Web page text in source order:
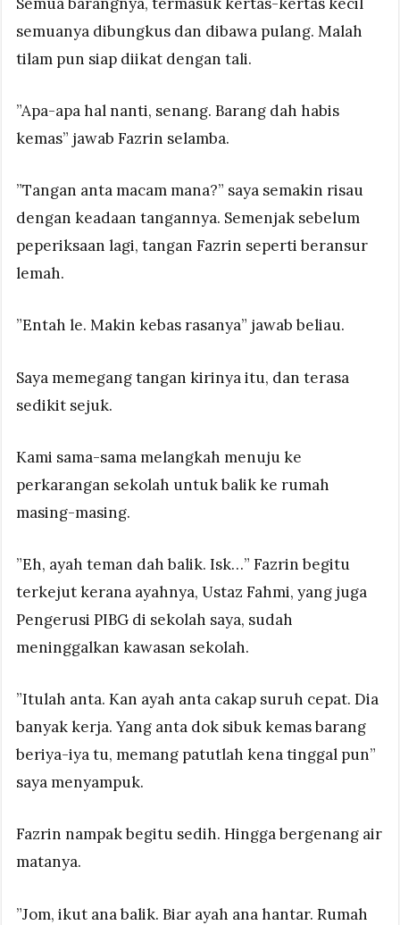
semuanya dibungkus dan dibawa pulang. Malah
tilam pun siap diikat dengan tali.
”Apa-apa hal nanti, senang. Barang dah habis
kemas” jawab Fazrin selamba.
”Tangan anta macam mana?” saya semakin risau
dengan keadaan tangannya. Semenjak sebelum
peperiksaan lagi, tangan Fazrin seperti beransur
lemah.
”Entah le. Makin kebas rasanya” jawab beliau.
Saya memegang tangan kirinya itu, dan terasa
sedikit sejuk.
Kami sama-sama melangkah menuju ke
perkarangan sekolah untuk balik ke rumah
masing-masing.
”Eh, ayah teman dah balik. Isk…” Fazrin begitu
terkejut kerana ayahnya, Ustaz Fahmi, yang juga
Pengerusi PIBG di sekolah saya, sudah
meninggalkan kawasan sekolah.
”Itulah anta. Kan ayah anta cakap suruh cepat. Dia
banyak kerja. Yang anta dok sibuk kemas barang
beriya-iya tu, memang patutlah kena tinggal pun”
saya menyampuk.
Fazrin nampak begitu sedih. Hingga bergenang air
matanya.
”Jom, ikut ana balik. Biar ayah ana hantar. Rumah